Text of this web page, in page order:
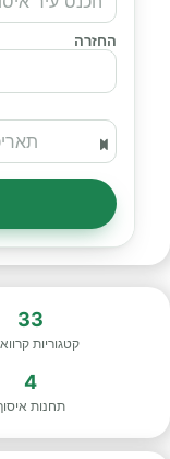
החזרה
33
קטגוריות
4
תחנות